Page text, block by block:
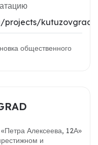
projects/kutuzovgrad/
общественного
Алексеева, 12А»
и